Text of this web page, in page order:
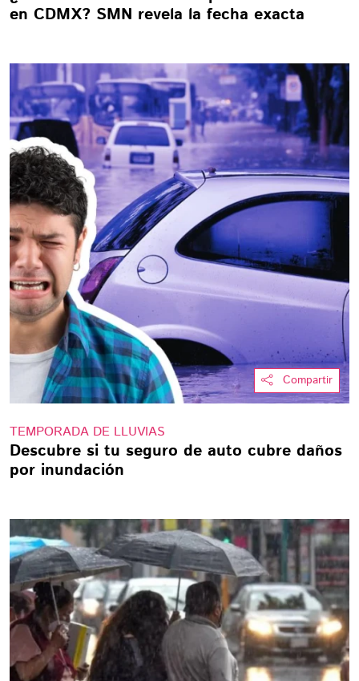
en CDMX? SMN revela la fecha exacta
Compartir
TEMPORADA DE LLUVIAS
Descubre si tu seguro de auto cubre daños
por inundación